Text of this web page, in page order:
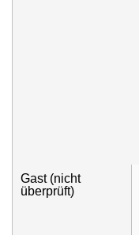
Gast (nicht
überprüft)